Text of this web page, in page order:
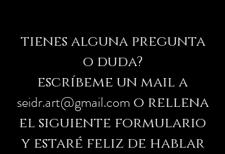
tienes alguna pregunta
o duda?
escríbeme un mail a
seidr.art@gmail.com o rellena
el siguiente formulario
y estaré feliz de hablar